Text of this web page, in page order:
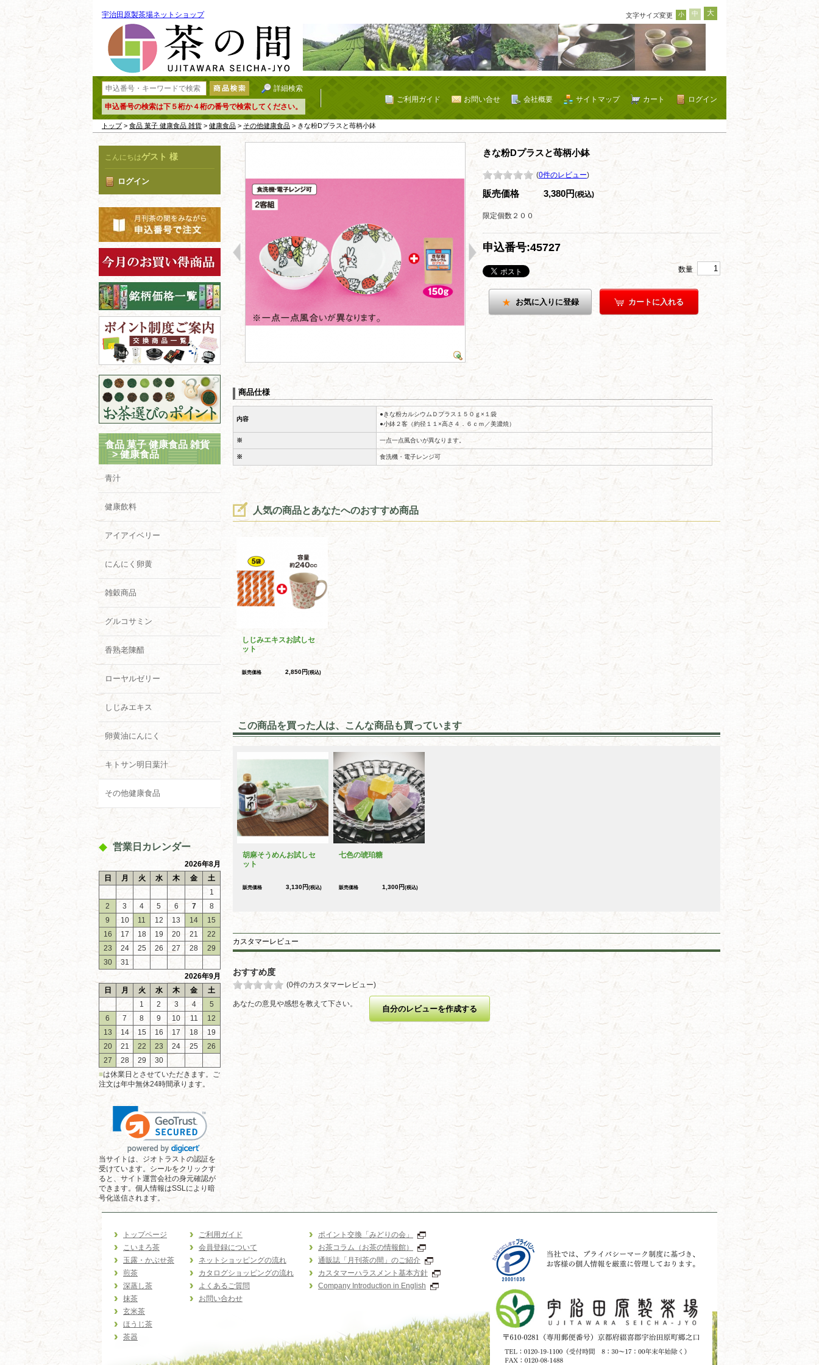
宇治田原製茶場ネットショップ 文字サイズ変更 小 中 大
詳細検索
申込番号の検索は下５桁か４桁の番号で検索してください。
ログイン
カート
サイトマップ
会社概要
お問い合せ
ご利用ガイド
トップ> 食品 菓子 健康食品 雑貨 > 健康食品 > その他健康食品 > きな粉Dプラスと苺柄小鉢
こんにちはゲスト 様
ログイン
食品 菓子 健康食品 雑貨
>健康食品
青汁
健康飲料
アイアイベリー
にんにく卵黄
雑穀商品
グルコサミン
香熟老陳醋
ローヤルゼリー
しじみエキス
卵黄油にんにく
キトサン明日葉汁
その他健康食品
営業日カレンダー
2026年8月
日
月 火 水 木 金
土
1
2
3 4 5 6 7
8
9
10 11 12 13 14
15
16
17 18 19 20 21
22
23
24 25 26 27 28
29
30
31
2026年9月
日
月 火 水 木 金
土
1
2 3 4
5
6
7 8 9 10 11
12
13
14 15 16 17 18
19
20
21 22 23 24 25
26
27
28 29
30
■は休業日とさせていただきます。ご
注文は年中無休24時間承ります。
当サイトは、ジオトラストの認証を
受けています。シールをクリックす
ると、サイト運営会社の身元確認が
できます。個人情報はSSLにより暗
号化送信されます。
きな粉Dプラスと苺柄小鉢
(0件のレビュー)
販売価格 3,380円(税込)
限定個数２００
申込番号:45727
数量
お気に入りに登録 カートに入れる
商品仕様
内容
●きな粉カルシウムＤプラス１５０ｇ×１袋
●小鉢２客（約径１１×高さ４．６ｃｍ／美濃焼）
※ 一点一点風合いが異なります。
※ 食洗機・電子レンジ可
人気の商品とあなたへのおすすめ商品
しじみエキスお試しセ
ット
販売価格 2,850円(税込)
この商品を買った人は、こんな商品も買っています
胡麻そうめんお試しセ
ット
販売価格 3,130円(税込)
七色の琥珀糖
販売価格 1,300円(税込)
カスタマーレビュー
おすすめ度
(0件のカスタマーレビュー)
あなたの意見や感想を教えて下さい。
自分のレビューを作成する
トップページ
こいまろ茶
玉露・かぶせ茶
煎茶
深蒸し茶
抹茶
玄米茶
ほうじ茶
茶器
ご利用ガイド
会員登録について
ネットショッピングの流れ
カタログショッピングの流れ
よくあるご質問
お問い合わせ
ポイント交換「みどりの会」
お茶コラム（お茶の情報館）
通販誌「月刊茶の間」のご紹介
カスタマーハラスメント基本方針
Company Introduction in English